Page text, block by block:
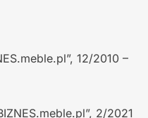
12/2010 –
2/2021